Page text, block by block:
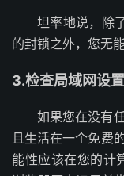
坦率地说，除
的封锁之外，您无能
3.检查局域网设置
如果您在没有
且生活在一个免费
能性应该在您的计